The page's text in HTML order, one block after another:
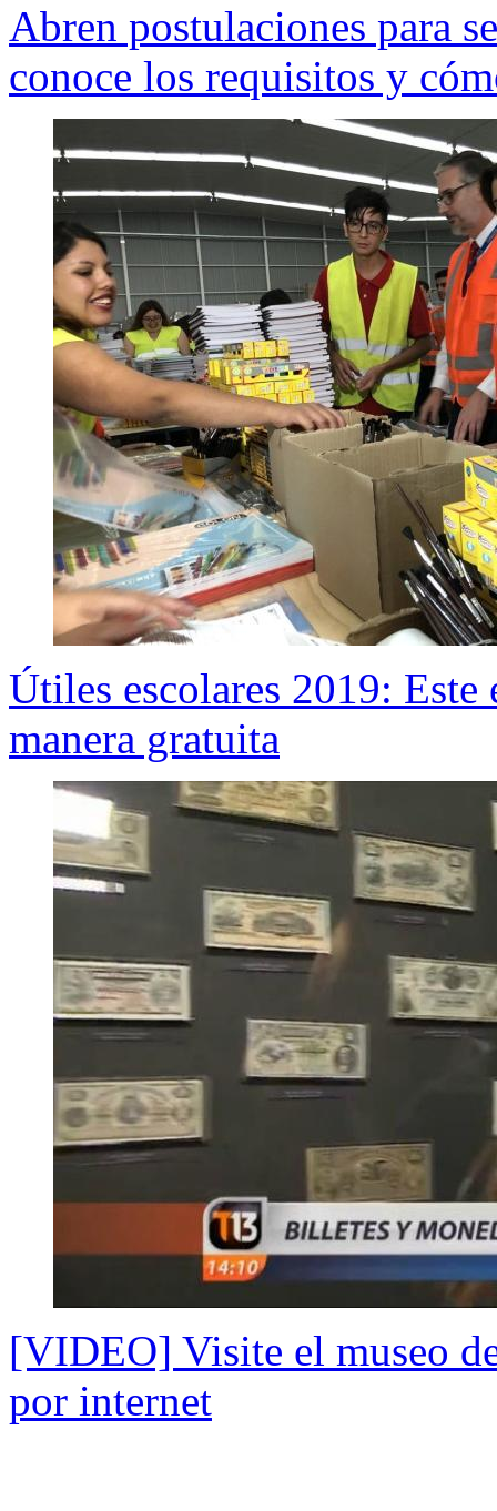
Abren postulaciones para
conoce los requisitos y
Útiles escolares 2019: Este
manera gratuita
[VIDEO] Visite el museo
por internet